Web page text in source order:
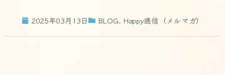
2025年03月13日 BLOG, Happy通信（メルマガ）